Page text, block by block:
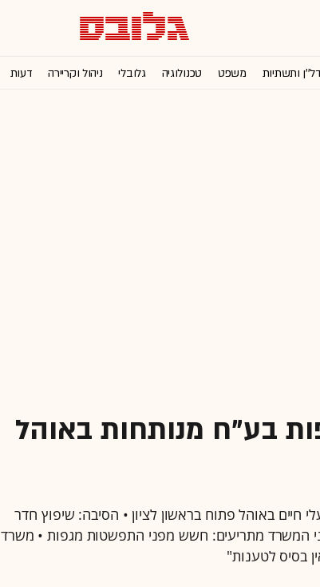
ותשתיות משפט טכנולוגיה גלובלי ניהול וקריירה דעות
בע"ח מנותחות באוהל
באוהל פתוח בראשון לציון • הסיבה: שיפוץ חדר
המשרד מתריעים: חשש מפני התפשטות מגפות • משרד
בסיס לטענות"